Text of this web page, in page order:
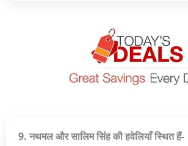
9. नथमल और सालिम सिंह की हवेलियाँ स्थित हैं-